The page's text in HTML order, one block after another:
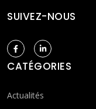
SUIVEZ-NOUS
CATÉGORIES
Actualités